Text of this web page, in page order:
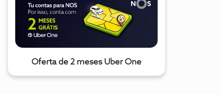
Oferta de 2 meses Uber One